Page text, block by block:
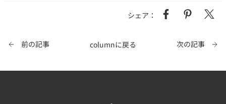
シェア：
前の記事 columnに戻る 次の記事